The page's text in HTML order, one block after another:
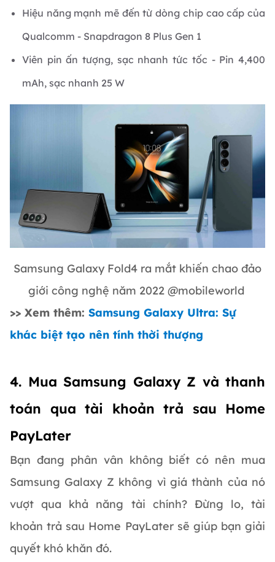
Hiệu năng mạnh mẽ đến từ dòng chip cao cấp của
Qualcomm - Snapdragon 8 Plus Gen 1
Viên pin ấn tượng, sạc nhanh tức tốc - Pin 4,400
mAh, sạc nhanh 25 W
Samsung Galaxy Fold4 ra mắt khiến chao đảo
giới công nghệ năm 2022 @mobileworld
>> Xem thêm: Samsung Galaxy Ultra: Sự
khác biệt tạo nên tính thời thượng
4. Mua Samsung Galaxy Z và thanh
toán qua tài khoản trả sau Home
PayLater
Bạn đang phân vân không biết có nên mua
Samsung Galaxy Z không vì giá thành của nó
vượt qua khả năng tài chính? Đừng lo, tài
khoản trả sau Home PayLater sẽ giúp bạn giải
quyết khó khăn đó.